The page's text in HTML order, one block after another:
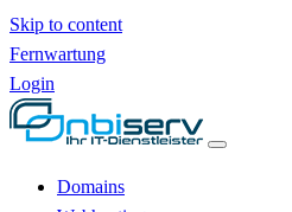
Skip to content
Fernwartung
Login
Domains